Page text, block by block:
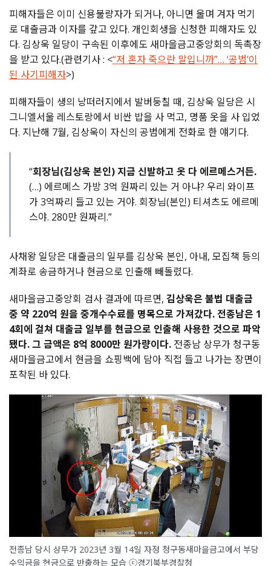
피해자들은 이미 신용불량자가 되거나, 아니면 울며 겨자 먹기
로 대출금과 이자를 갚고 있다. 개인회생을 신청한 피해자도 있
다. 김상욱 일당이 구속된 이후에도 새마을금고중앙회의 독촉장
을 받고 있다.(관련기사 : <“저 혼자 죽으란 말입니까”… ‘공범’이
된 사기피해자>)
피해자들이 생의 낭떠러지에서 발버둥칠 때, 김상욱 일당은 시
그니엘서울 레스토랑에서 비싼 밥을 사 먹고, 명품 옷을 사 입었
다. 지난해 7월, 김상욱이 자신의 공범에게 전화로 한 얘기다.
“회장님(김상욱 본인) 지금 신발하고 옷 다 에르메스거든.
(…) 에르메스 가방 3억 원짜리 있는 거 아냐? 우리 와이프
가 3억짜리 들고 있는 거야. 회장님(본인) 티셔츠도 에르메
스야. 280만 원짜리.”
사채왕 일당은 대출금의 일부를 김상욱 본인, 아내, 모집책 등의
계좌로 송금하거나 현금으로 인출해 빼돌렸다.
새마을금고중앙회 검사 결과에 따르면, 김상욱은 불법 대출금
중 약 220억 원을 중개수수료를 명목으로 가져갔다. 전종남은 1
4회에 걸쳐 대출금 일부를 현금으로 인출해 사용한 것으로 파악
됐다. 그 금액은 8억 8000만 원가량이다. 전종남 상무가 청구동
새마을금고에서 현금을 쇼핑백에 담아 직접 들고 나가는 장면이
포착된 바 있다.
전종남 당시 상무가 2023년 3월 14일 자정 청구동새마을금고에서 부당
수익금을 현금으로 반출하는 모습 ⓒ경기북부경찰청